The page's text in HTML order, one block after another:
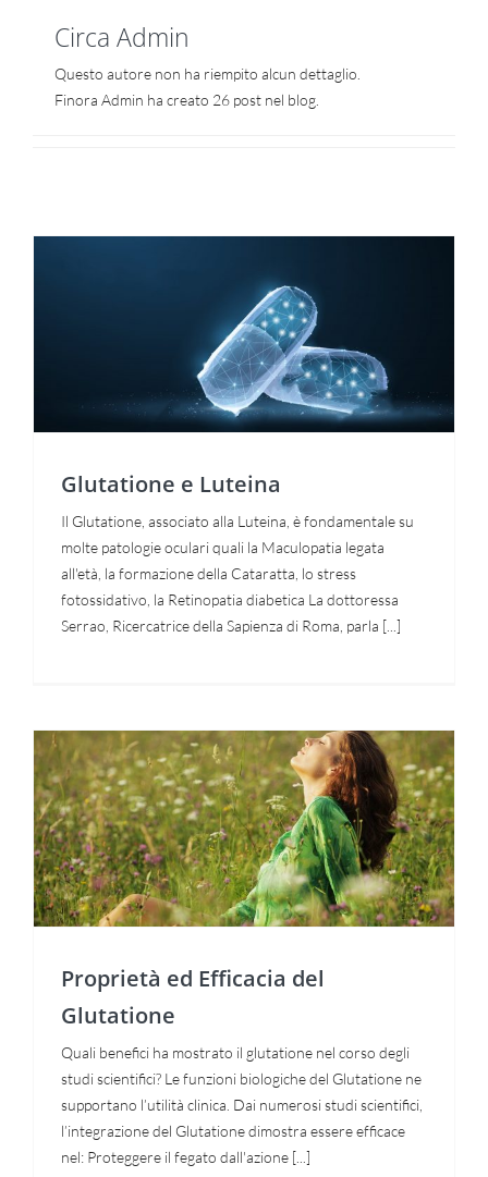
Circa Admin
Questo autore non ha riempito alcun dettaglio.
Finora Admin ha creato 26 post nel blog.
Glutatione e Luteina
Glutatione e Luteina
Il Glutatione, associato alla Luteina, è fondamentale su
molte patologie oculari quali la Maculopatia legata
all'età, la formazione della Cataratta, lo stress
fotossidativo, la Retinopatia diabetica La dottoressa
Serrao, Ricercatrice della Sapienza di Roma, parla [...]
Proprietà ed Efficacia del
Glutatione
Proprietà ed Efficacia del
Glutatione
Quali benefici ha mostrato il glutatione nel corso degli
studi scientifici? Le funzioni biologiche del Glutatione ne
supportano l’utilità clinica. Dai numerosi studi scientifici,
l’integrazione del Glutatione dimostra essere efficace
nel: Proteggere il fegato dall'azione [...]
non sono
facoltativi.
Sono
necessari per
il corretto
funzionamento
del sito web.
di
migliorare
la
funzionalità
e la
del sito
stesso.
Esperienza
Per
permettere
una
migliore
esperienza
di
sito
questi
cookie,
funzioni del
sito non
saranno
disponibili.